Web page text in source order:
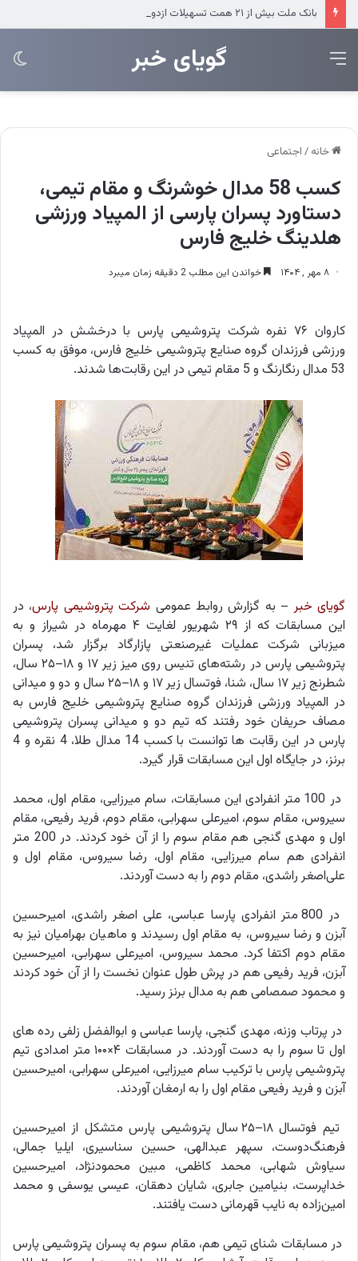
بانک ملت بیش از ۲۱ همت تسهیلات ازدواج و فرزندآوری پرداخت کرد
‌‌‌گویای خبر منو
خانه / اجتماعی
کسب 58 مدال خوشرنگ و مقام تیمی،
دستاورد پسران پارسی از المپیاد ورزشی
هلدینگ خلیج فارس
۸ مهر , ۱۴۰۴ خواندن این مطلب 2 دقیقه زمان میبرد
کاروان ۷۶ نفره شرکت پتروشیمی پارس با درخشش در المپیاد
ورزشی فرزندان گروه صنایع پتروشیمی خلیج فارس، موفق به کسب
53 مدال رنگارنگ و 5 مقام تیمی در این رقابت‌ها شدند.
گویای خبر – به گزارش روابط عمومی شرکت پتروشیمی پارس، در
این مسابقات که از ۲۹ شهریور لغایت ۴ مهرماه در شیراز و به
میزبانی شرکت عملیات غیرصنعتی پازارگاد برگزار شد، پسران
پتروشیمی پارس در رشته‌های تنیس روی میز زیر ۱۷ و ۱۸–۲۵ سال،
شطرنج زیر ۱۷ سال، شنا، فوتسال زیر ۱۷ و ۱۸–۲۵ سال و دو و میدانی
در المپیاد ورزشی فرزندان گروه صنایع پتروشیمی خلیج فارس به
مصاف حریفان خود رفتند که تیم دو و میدانی پسران پتروشیمی
پارس در این رقابت ها توانست با کسب 14 مدال طلا، 4 نقره و 4
برنز، در جایگاه اول این مسابقات قرار گیرد.
در 100 متر انفرادی این مسابقات، سام میرزایی، مقام اول، محمد
سیروس، مقام سوم، امیرعلی سهرابی، مقام دوم، فرید رفیعی، مقام
اول و مهدی گنجی هم مقام سوم را از آن خود کردند. در 200 متر
انفرادی هم سام میرزایی، مقام اول، رضا سیروس، مقام اول و
علی‌اصغر راشدی، مقام دوم را به دست آوردند.
در 800 متر انفرادی پارسا عباسی، علی اصغر راشدی، امیرحسین
آبزن و رضا سیروس، به مقام اول رسیدند و ماهیان بهرامیان نیز به
مقام دوم اکتفا کرد. محمد سیروس، امیرعلی سهرابی، امیرحسین
آبزن، فرید رفیعی هم در پرش طول عنوان نخست را از آن خود کردند
و محمود صمصامی هم به مدال برنز رسید.
در پرتاب وزنه، مهدی گنجی، پارسا عباسی و ابوالفضل زلفی رده های
اول تا سوم را به دست آوردند. در مسابقات ۴×۱۰۰ متر امدادی تیم
پتروشیمی پارس با ترکیب سام میرزایی، امیرعلی سهرابی، امیرحسین
آبزن و فرید رفیعی مقام اول را به ارمغان آوردند.
تیم فوتسال ۱۸–۲۵ سال پتروشیمی پارس متشکل از امیرحسین
فرهنگ‌دوست، سپهر عبدالهی، حسین سناسیری، ایلیا جمالی،
سیاوش شهابی، محمد کاظمی، مبین محمودنژاد، امیرحسین
خداپرست، بنیامین جابری، شایان دهقان، عیسی یوسفی و محمد
امین‌زاده به نایب قهرمانی دست یافتند.
در مسابقات شنای تیمی هم، مقام سوم به پسران پتروشیمی پارس